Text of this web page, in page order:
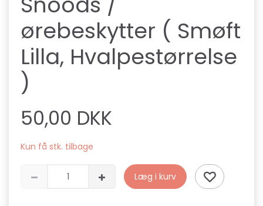
ørebeskytter ( Smøft
Lilla, Hvalpestørrelse
)
50,00 DKK
Kun få stk. tilbage
Læg i kurv